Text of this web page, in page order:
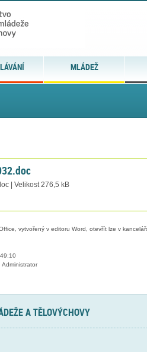
MLÁDEŽ
| Velikost 276,5 kB
vytvořený v editoru Word, otevřít lze v
A TĚLOVÝCHOVY